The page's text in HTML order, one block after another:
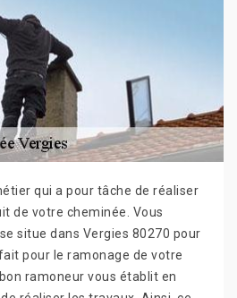
qui a pour tâche de réaliser
de votre cheminée. Vous
situe dans Vergies 80270 pour
pour le ramonage de votre
ramoneur vous établit en